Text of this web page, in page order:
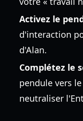
Activez le
d'interaction
d'Alan.
Complétez le
pendule vers
neutraliser